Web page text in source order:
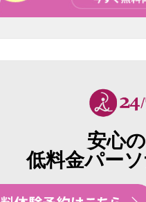
安心
低料金パー